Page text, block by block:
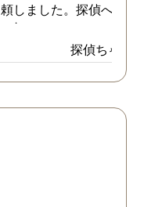
頼しました。探偵への依
は初めてではないので無
相談まではスムーズに進
ました。しかし追加調査
調査を失敗した時対処な
て依頼はできませんでし
探偵ちゃん